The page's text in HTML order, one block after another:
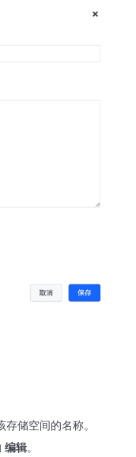
储空间的名称。
编辑。